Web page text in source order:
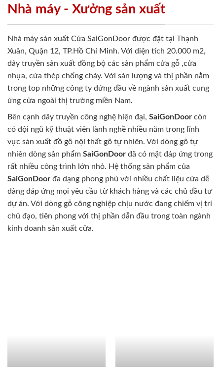
Nhà máy - Xưởng sản xuất
Nhà máy sản xuất Cửa SaiGonDoor được đặt tại Thạnh
Xuân, Quận 12, TP.Hồ Chí Minh. Với diện tích 20.000 m2,
dây truyền sản xuất đồng bộ các sản phẩm cửa gỗ ,cửa
nhựa, cửa thép chống cháy. Với sản lượng và thị phần nằm
trong top những công ty đứng đầu về ngành sản xuất cung
ứng cửa ngoài thị trường miền Nam.
Bên cạnh dây truyền công nghệ hiện đại, SaiGonDoor còn
có đội ngũ kỹ thuật viên lành nghề nhiều năm trong lĩnh
vực sản xuất đồ gỗ nội thất gỗ tự nhiên. Với dòng gỗ tự
nhiên dòng sản phẩm SaiGonDoor đã có mặt đáp ứng trong
rất nhiều công trình lớn nhỏ. Hệ thống sản phẩm của
SaiGonDoor đa dạng phong phú với nhiều chất liệu cửa dễ
dàng đáp ứng mọi yêu cầu từ khách hàng và các chủ đầu tư
dự án. Với dòng gỗ công nghiệp chịu nước đang chiếm vị trí
chủ đạo, tiên phong với thị phần dẫn đầu trong toàn ngành
kinh doanh sản xuất cửa.